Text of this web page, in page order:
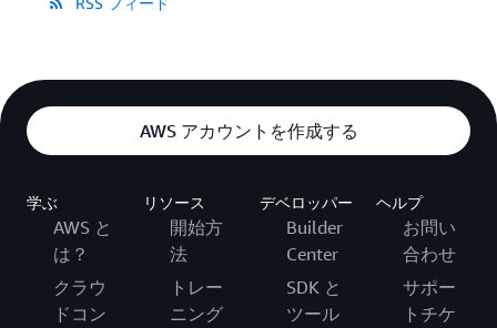
AWS アカウントを作成する
学ぶ
AWS と
は？
クラウ
ドコン
リソース
開始方
法
トレー
ニング
デベロッパー
Builder
Center
SDK と
ツール
ヘルプ
お問い
合わせ
サポー
トチケ